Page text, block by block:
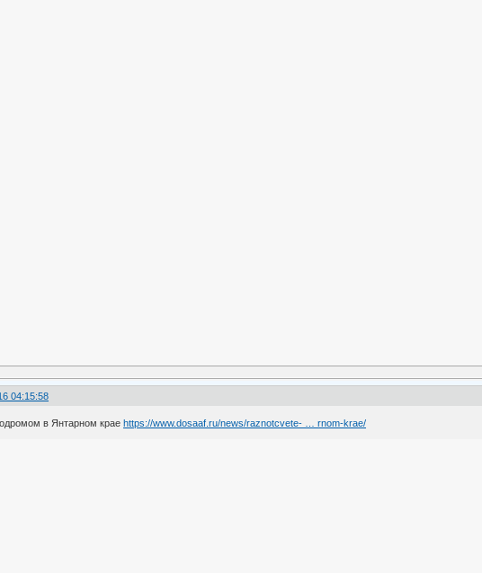
04:15:58
в Янтарном краеhttps://www.dosaaf.ru/news/raznotcvete- … rnom-krae/